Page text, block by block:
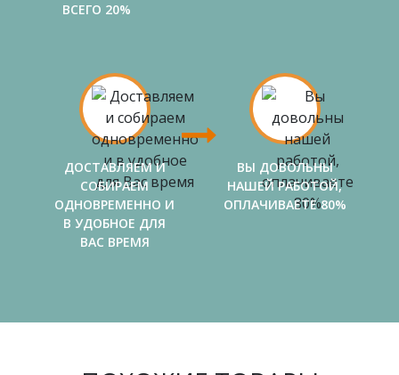
ВСЕГО 20%
ДОСТАВЛЯЕМ И
СОБИРАЕМ
ОДНОВРЕМЕННО И
В УДОБНОЕ ДЛЯ
ВАС ВРЕМЯ
ВЫ ДОВОЛЬНЫ
НАШЕЙ РАБОТОЙ,
ОПЛАЧИВАЕТЕ 80%